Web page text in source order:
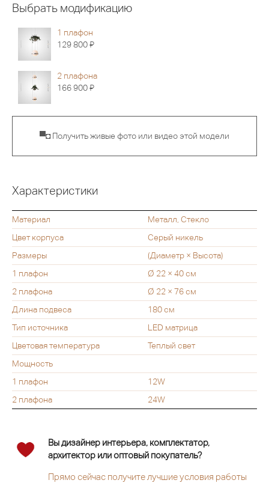
Выбрать модификацию
1 плафон
129 800Я
2 плафона
166 900Я
▀◘ Получить живые фото или видео этой модели
Характеристики
Материал
Металл, Стекло
Цвет корпуса
Серый никель
Размеры
(Диаметр × Высота)
1 плафон
Ø 22 × 40 см
2 плафона
Ø 22 × 76 см
Длина подвеса
180 см
Тип источника
LED матрица
Цветовая температура
Теплый свет
Мощность
1 плафон
12W
2 плафона
24W
Вы дизайнер интерьера, комплектатор,
архитектор или оптовый покупатель?
Прямо сейчас получите лучшие условия работы